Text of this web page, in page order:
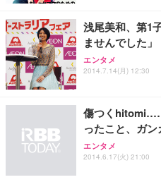
務用 おしゃれ パ
Sezlife オフィス
ワーク チェア 強
能 人間工学 椅子
務用 おしゃれ パ
ANDWINT オフィ
ッシュ 通気性 ラ
ス圧無段階昇降
【整備済み品】
ー フルHD（
ort/VGA スピーカ
【MiniLED/
HOOTER
グモニター QD
Smart Basic(スマ
限定】 Smart
超厚型 お徳用 ワ
アイリスオーヤマ
ュラー 200枚入【
浅尾美和、第1
ませんでした」
エンタメ
2014.7.14(月) 12:30
傷つく
ったこと、ガン
エンタメ
2014.6.17(火) 21:00